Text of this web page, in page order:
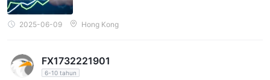
2025-06-09 Hong Kong
FX1732221901
6-10 tahun